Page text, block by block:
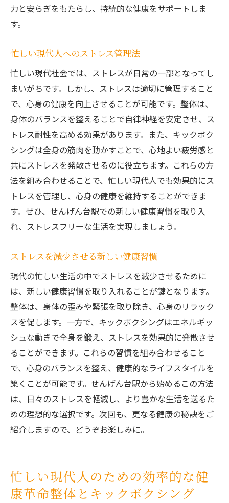
力と安らぎをもたらし、持続的な健康をサポートしま
す。
忙しい現代人へのストレス管理法
忙しい現代社会では、ストレスが日常の一部となってし
まいがちです。しかし、ストレスは適切に管理すること
で、心身の健康を向上させることが可能です。整体は、
身体のバランスを整えることで自律神経を安定させ、ス
トレス耐性を高める効果があります。また、キックボク
シングは全身の筋肉を動かすことで、心地よい疲労感と
共にストレスを発散させるのに役立ちます。これらの方
法を組み合わせることで、忙しい現代人でも効果的にス
トレスを管理し、心身の健康を維持することができま
す。ぜひ、せんげん台駅での新しい健康習慣を取り入
れ、ストレスフリーな生活を実現しましょう。
ストレスを減少させる新しい健康習慣
現代の忙しい生活の中でストレスを減少させるために
は、新しい健康習慣を取り入れることが鍵となります。
整体は、身体の歪みや緊張を取り除き、心身のリラック
スを促します。一方で、キックボクシングはエネルギッ
シュな動きで全身を鍛え、ストレスを効果的に発散させ
ることができます。これらの習慣を組み合わせること
で、心身のバランスを整え、健康的なライフスタイルを
築くことが可能です。せんげん台駅から始めるこの方法
は、日々のストレスを軽減し、より豊かな生活を送るた
めの理想的な選択です。次回も、更なる健康の秘訣をご
紹介しますので、どうぞお楽しみに。
忙しい現代人のための効率的な健
康革命整体とキックボクシング